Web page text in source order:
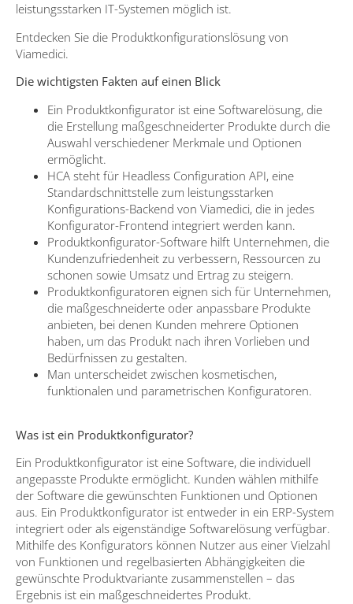
leistungsstarken IT-Systemen möglich ist.
Entdecken Sie die Produktkonfigurationslösung von
Viamedici.
Die wichtigsten Fakten auf einen Blick
Ein Produktkonfigurator ist eine Softwarelösung, die
die Erstellung maßgeschneiderter Produkte durch die
Auswahl verschiedener Merkmale und Optionen
ermöglicht.
HCA steht für Headless Configuration API, eine
Standardschnittstelle zum leistungsstarken
Konfigurations-Backend von Viamedici, die in jedes
Konfigurator-Frontend integriert werden kann.
Produktkonfigurator-Software hilft Unternehmen, die
Kundenzufriedenheit zu verbessern, Ressourcen zu
schonen sowie Umsatz und Ertrag zu steigern.
Produktkonfiguratoren eignen sich für Unternehmen,
die maßgeschneiderte oder anpassbare Produkte
anbieten, bei denen Kunden mehrere Optionen
haben, um das Produkt nach ihren Vorlieben und
Bedürfnissen zu gestalten.
Man unterscheidet zwischen kosmetischen,
funktionalen und parametrischen Konfiguratoren.
Was ist ein Produktkonfigurator?
Ein Produktkonfigurator ist eine Software, die individuell
angepasste Produkte ermöglicht. Kunden wählen mithilfe
der Software die gewünschten Funktionen und Optionen
aus. Ein Produktkonfigurator ist entweder in ein ERP-System
integriert oder als eigenständige Softwarelösung verfügbar.
Mithilfe des Konfigurators können Nutzer aus einer Vielzahl
von Funktionen und regelbasierten Abhängigkeiten die
gewünschte Produktvariante zusammenstellen – das
Ergebnis ist ein maßgeschneidertes Produkt.